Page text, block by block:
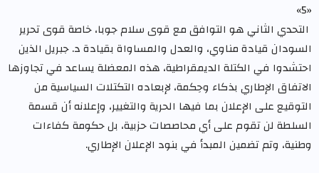
«5»
التحدي الثاني هو التوافق مع قوى سلام جوبا، خاصة قوى تحرير
السودان قيادة مناوي، والعدل والمساواة بقيادة د. جبريل الذين
احتشدوا في الكتلة الديمقراطية، هذه المعضلة يساعد في تجاوزها
الاتفاق الإطاري بذكاء وحِكمة، لإبعاده التكتلات السياسية من
التوقيع على الإعلان بما فيها الحرية والتغيير، وإعلانه أن قسمة
السلطة لن تقوم على أي محاصصات حزبية، بل حكومة كفاءات
وطنية، وتم تضمين المبدأ في بنود الإعلان الإطاري.